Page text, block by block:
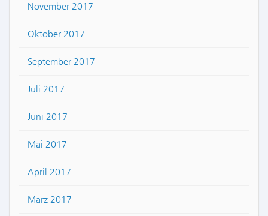
November 2017
Oktober 2017
September 2017
Juli 2017
Juni 2017
Mai 2017
April 2017
März 2017